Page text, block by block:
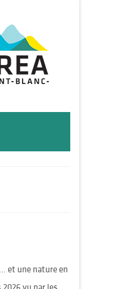
et une nature en